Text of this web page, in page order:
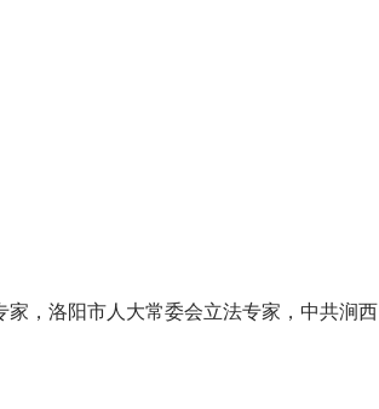
，洛阳市人大常委会立法专家，中共涧西